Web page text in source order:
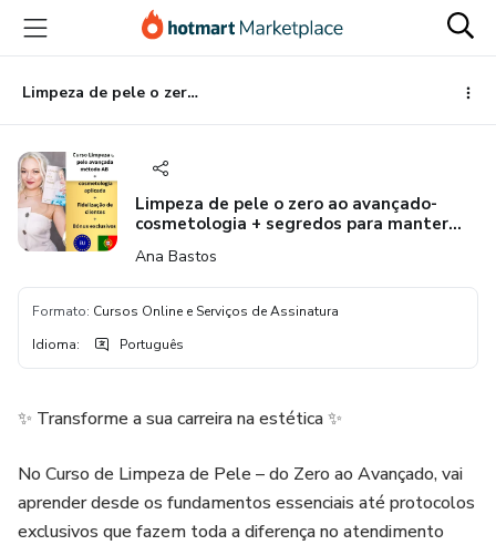
para
conteúdo
principal
para
pagamento
para
rodapé
Limpeza de pele o zero ao avançado- cosmetologia + segredos para manter clientes
Limpeza de pele o zero ao avançado-
cosmetologia + segredos para manter
Ana Bastos
Formato: Cursos Online e Serviços de Assinatura
Idioma: Português
✨ Transforme a sua carreira na estética ✨
No Curso de Limpeza de Pele – do Zero ao Avançado, vai
aprender desde os fundamentos essenciais até protocolos
exclusivos que fazem toda a diferença no atendimento